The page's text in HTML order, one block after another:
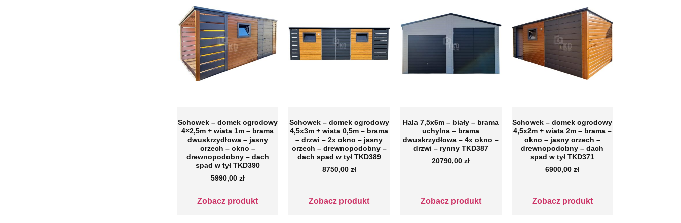
Schowek – domek ogrodowy
4×2,5m + wiata 1m – brama
dwuskrzydłowa – jasny
orzech – okno –
drewnopodobny – dach
spad w tył TKD390
5990,00 zł
Zobacz produkt
Schowek – domek ogrodowy
4,5x3m + wiata 0,5m – brama
– drzwi – 2x okno – jasny
orzech – drewnopodobny –
dach spad w tył TKD389
8750,00 zł
Zobacz produkt
Hala 7,5x6m – biały – brama
uchylna – brama
dwuskrzydłowa – 4x okno –
drzwi – rynny TKD387
20790,00zł
Zobacz produkt
Schowek – domek ogrodowy
4,5x2m + wiata 2m – brama –
okno – jasny orzech –
drewnopodobny – dach
spad w tył TKD371
6900,00zł
Zobacz produkt